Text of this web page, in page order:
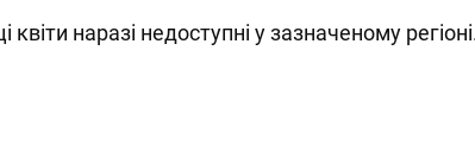
наразі недоступні у зазначеному